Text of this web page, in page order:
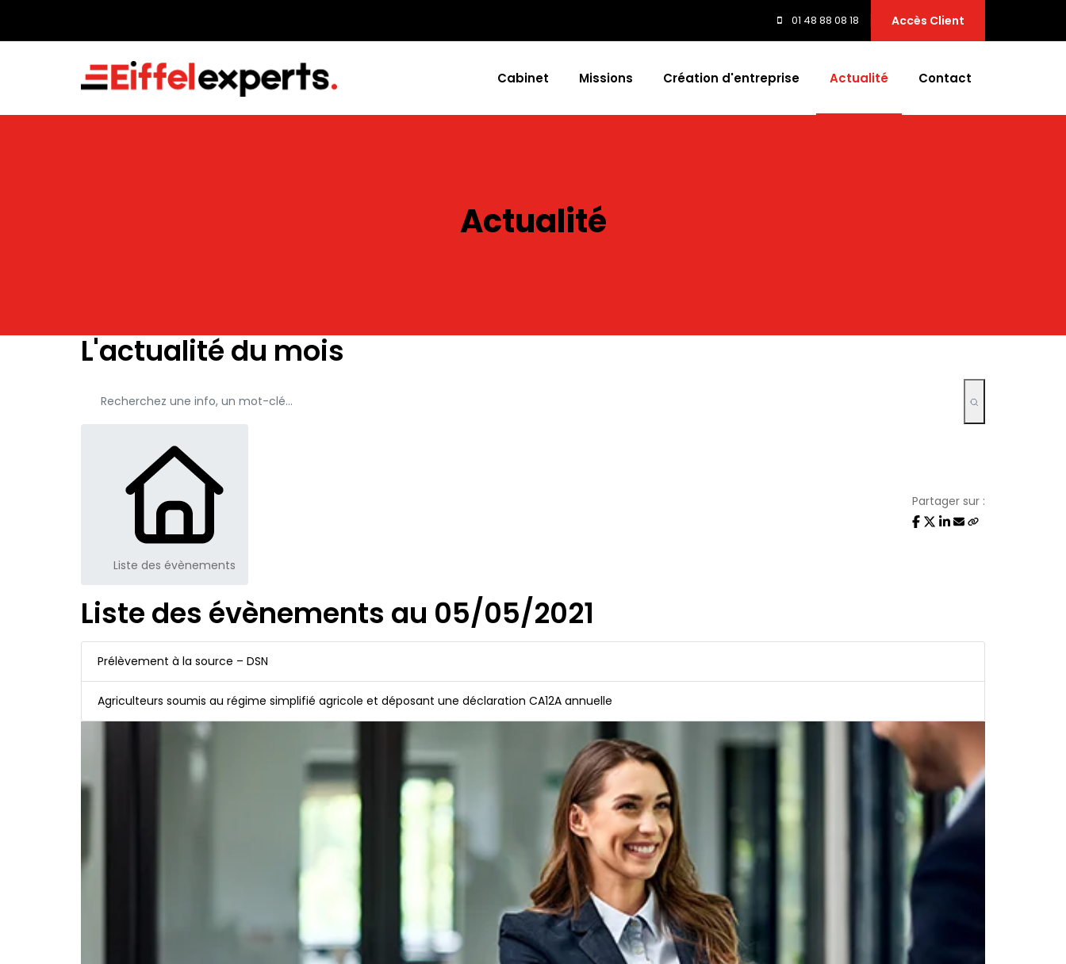
01 48 88 08 18 Accès Client
Cabinet Missions Création d'entreprise Actualité Contact
Actualité
L'actualité du mois
Liste des évènements
Partager sur :
Liste des évènements au 05/05/2021
Prélèvement à la source – DSN
Agriculteurs soumis au régime simplifié agricole et déposant une déclaration CA12A annuelle